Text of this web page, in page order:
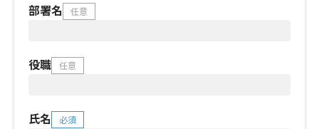
部署名 任意
役職 任意
氏名 必須